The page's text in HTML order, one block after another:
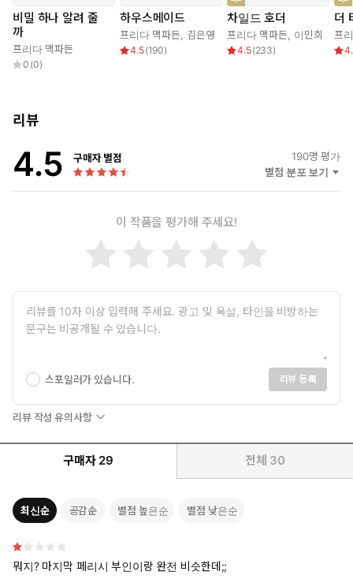
하지만 비밀을 가지고 있는 건 나만이 아니었다.
출소 후 몇 주째 차 뒷좌석에서 먹고 자며 생활하던 나에게 드디어
마지막 기회가 찾아왔다. 한 부잣집에서 가사도우미로 일하게 된
은 늘 새하얀 옷만 입는 안주인 니나가 난장판으로 만들어 놓은
이 한 일을 기억하지 못하는 것 같았고, 그녀에게 정신병이 있다
는 소문도 돌았다. 온갖 괴팍한 요구에도 나는 잘리지 않기 위해
해보니 ‘위험’이라는 뜻이었다. 그 말을 들은 직후 다락방을 나가
려고 손잡이를 돌렸지만 갑자기 문이 열리지 않았다. ‘날 방에 가
둔 건가? 침착하자.’ 그들은 아직 내 비밀을 모른다. 내가 진짜 어
비밀 하나 알려 줄
까
프리다 맥파든
0 (0)
하우스메이드
프리다 맥파든 김은영
4.5(190)
차일드 호더
프리다 맥파든 이민희
4.5(233)
더
프
리뷰
4.5 구매자 별점 190명 평가
별점 분포 보기
이 작품을 평가해 주세요!
스포일러가 있습니다. 리뷰 등록
리뷰 작성 유의사항
구매자 29 전체 30
최신순 공감순 별점 높은순 별점 낮은순
뭐지? 마지막 페리시 부인이랑 완전 비슷한데;;